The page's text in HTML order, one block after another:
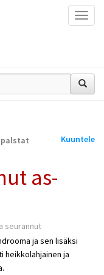
Kuuntele
as-
seurannut
ja sen lisäksi
heikkolahjainen ja